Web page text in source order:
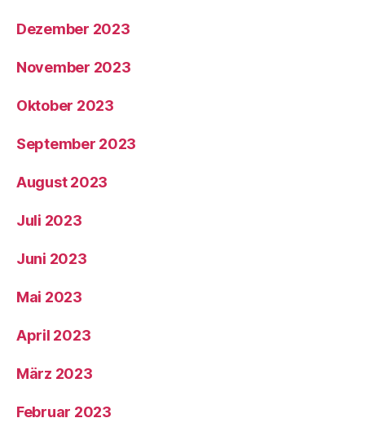
Dezember 2023
November 2023
Oktober 2023
September 2023
August 2023
Juli 2023
Juni 2023
Mai 2023
April 2023
März 2023
Februar 2023